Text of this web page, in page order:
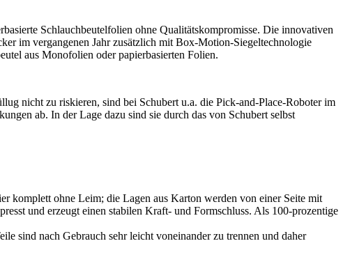
Schlauchbeutelfolien ohne Qualitätskompromisse. Die innovativen
im vergangenen Jahr zusätzlich mit Box-Motion-Siegeltechnologie
aus Monofolien oder papierbasierten Folien.
nicht zu riskieren, sind bei Schubert u.a. die Pick-and-Place-Roboter im
ab. In der Lage dazu sind sie durch das von Schubert selbst
komplett ohne Leim; die Lagen aus Karton werden von einer Seite mit
und erzeugt einen stabilen Kraft- und Formschluss. Als 100-prozentige
sind nach Gebrauch sehr leicht voneinander zu trennen und daher